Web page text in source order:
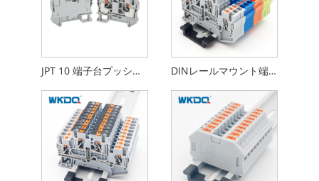
JPT 10 端子台プッシュイン接続 DIN レール取り付け 10 Mm DINレールマウント端子台IEC 60947-7-1標準を介して接続フィードを押し込みます